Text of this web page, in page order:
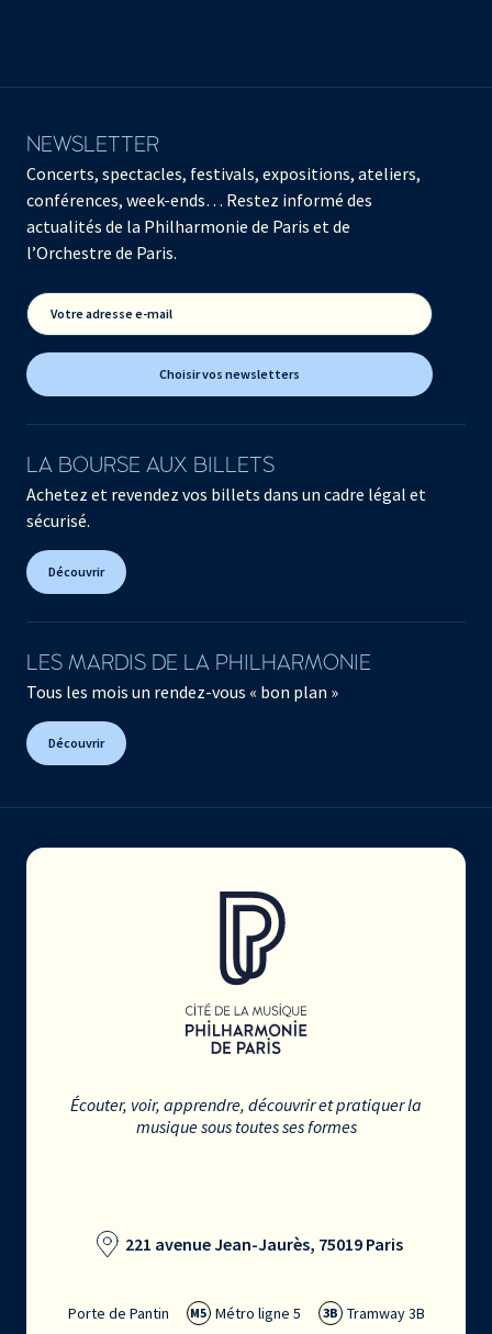
NEWSLETTER
Concerts, spectacles, festivals, expositions, ateliers,
conférences, week-ends… Restez informé des
actualités de la Philharmonie de Paris et de
l’Orchestre de Paris.
Votre adresse e-mail
Choisir vos newsletters
LA BOURSE AUX BILLETS
Achetez et revendez vos billets dans un cadre légal et
sécurisé.
Découvrir
LES MARDIS DE LA PHILHARMONIE
Tous les mois un rendez-vous « bon plan »
Découvrir
Écouter, voir, apprendre, découvrir et pratiquer la
musique sous toutes ses formes
221 avenue Jean-Jaurès, 75019 Paris
Porte de Pantin M5 Métro ligne 5 3B Tramway 3B